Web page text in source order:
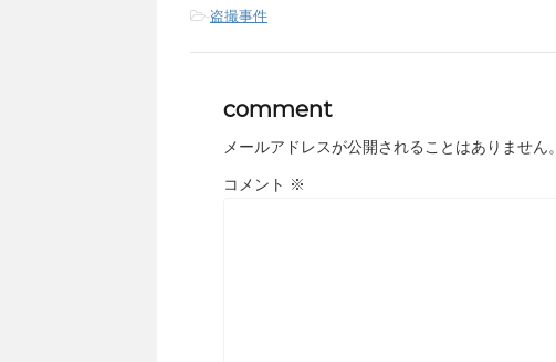
-盗撮事件
comment
メールアドレスが公開されることはありません。
コメント ※